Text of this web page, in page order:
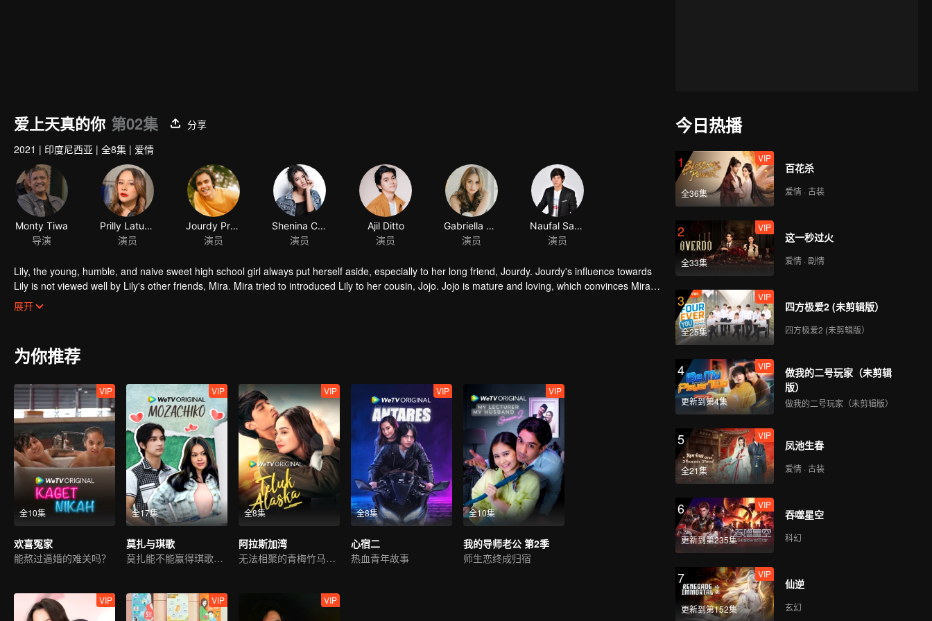
爱上天真的你 第02集
分享
2021 | 印度尼西亚 | 全8集 | 爱情
Monty Tiwa
导演
Prilly Latuconsina
演员
Jourdy Pranata
演员
Shenina Cinnamon
演员
Ajil Ditto
演员
Gabriella Desta
演员
Naufal Samudra
演员
Lily, the young, humble, and naive sweet high school girl always put herself aside, especially to her long friend, Jourdy. Jourdy's influence towards
Lily is not viewed well by Lily's other friends, Mira. Mira tried to introduced Lily to her cousin, Jojo. Jojo is mature and loving, which convinces Mira
that he is perfect for the tender Lily. Through Mira, Jojo tried to find his way to Lily. Things rumbling up when the badass Gia takes away Jourdy's
attention. Gia charmed Jourdy in ways he never seen before. Rama, Jourdy's best friend welcomes Gia to their cycle. And yet, with Gia and Jojo
展开
为你推荐
全10集
VIP
欢喜冤家
能熬过逼婚的难关吗？
全17集
VIP
莫扎与琪歌
莫扎能不能赢得琪歌的喜爱吗？
全8集
VIP
阿拉斯加湾
无法相聚的青梅竹马之爱。
全8集
VIP
心宿二
热血青年故事
全10集
VIP
我的导师老公 第2季
师生恋终成归宿
VIP VIP VIP
今日热播
1
全36集
VIP
百花杀
爱情 · 古装
2
全33集
VIP
这一秒过火
爱情 · 剧情
3
全25集
VIP
四方极爱2 (未剪辑版）
四方极爱2 (未剪辑版）
4
更新到第4集
VIP
做我的二号玩家（未剪辑
版）
做我的二号玩家（未剪辑版）
5
全21集
VIP
凤池生春
爱情 · 古装
6
更新到第235集
VIP
吞噬星空
科幻
7
更新到第152集
VIP
仙逆
玄幻